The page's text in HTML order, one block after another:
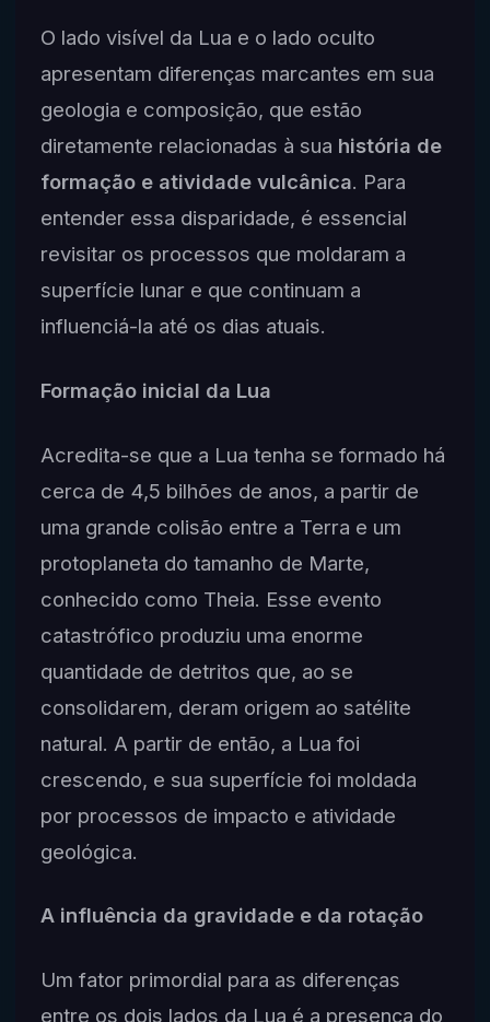
O lado visível da Lua e o lado oculto
apresentam diferenças marcantes em sua
geologia e composição, que estão
diretamente relacionadas à sua história de
formação e atividade vulcânica. Para
entender essa disparidade, é essencial
revisitar os processos que moldaram a
superfície lunar e que continuam a
influenciá-la até os dias atuais.
Formação inicial da Lua
Acredita-se que a Lua tenha se formado há
cerca de 4,5 bilhões de anos, a partir de
uma grande colisão entre a Terra e um
protoplaneta do tamanho de Marte,
conhecido como Theia. Esse evento
catastrófico produziu uma enorme
quantidade de detritos que, ao se
consolidarem, deram origem ao satélite
natural. A partir de então, a Lua foi
crescendo, e sua superfície foi moldada
por processos de impacto e atividade
geológica.
A influência da gravidade e da rotação
Um fator primordial para as diferenças
entre os dois lados da Lua é a presença do